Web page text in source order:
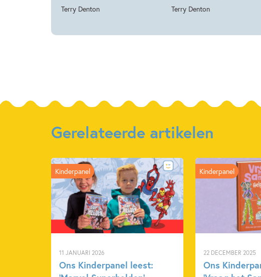
Terry Denton Terry Denton
Gerelateerde artikelen
11 JANUARI 2026
Ons Kinderpanel leest:
Kinderpanel
22 DECEMBER 2025
Ons
Kinderpanel